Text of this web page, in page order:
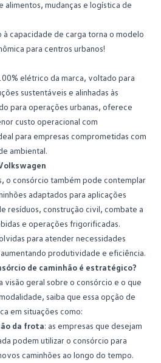
mudanças e logística de
capacidade de carga torna o modelo
para centros urbanos!
elétrico da marca, voltado para
sustentáveis e alinhadas às
para operações urbanas, oferece
custo operacional com
para empresas comprometidas com
ambiental.
o consórcio também pode contemplar
adaptados para aplicações
resíduos, construção civil, combate a
e operações frigorificadas.
para atender necessidades
produtividade e eficiência.
de caminhão é estratégico?
visão geral sobre o consórcio e o que
saiba que essa opção de
em situações como:
da frota: as empresas que desejam
podem utilizar o consórcio para
caminhões ao longo do tempo.